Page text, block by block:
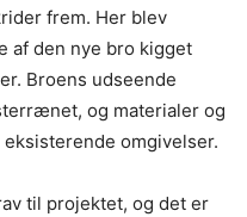
frem. Her blev
af den nye bro kigget
Broens udseende
og materialer og
omgivelser.
til projektet, og det er